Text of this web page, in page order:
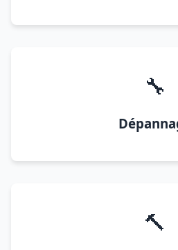
🔧
🔨